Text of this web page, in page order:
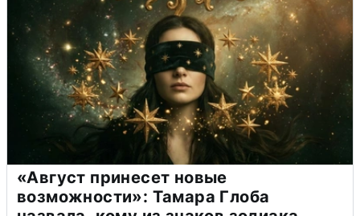
«Август принесет новые
возможности»: Тамара Глоба